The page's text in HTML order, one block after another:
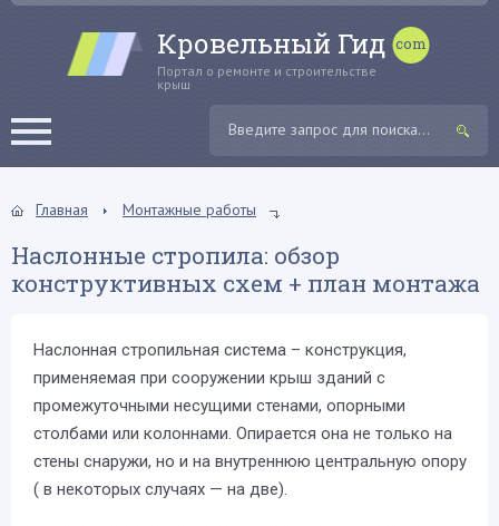
Кровельный Гид
Портал о ремонте и строительстве
крыш
Главная Монтажные работы
Наслонные стропила: обзор
конструктивных схем + план монтажа
Наслонная стропильная система – конструкция,
применяемая при сооружении крыш зданий с
промежуточными несущими стенами, опорными
столбами или колоннами. Опирается она не только на
стены снаружи, но и на внутреннюю центральную опору
( в некоторых случаях — на две).